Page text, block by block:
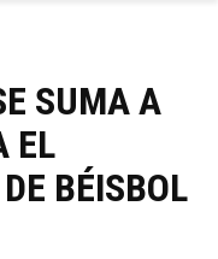
SUMA A
EL
BÉISBOL